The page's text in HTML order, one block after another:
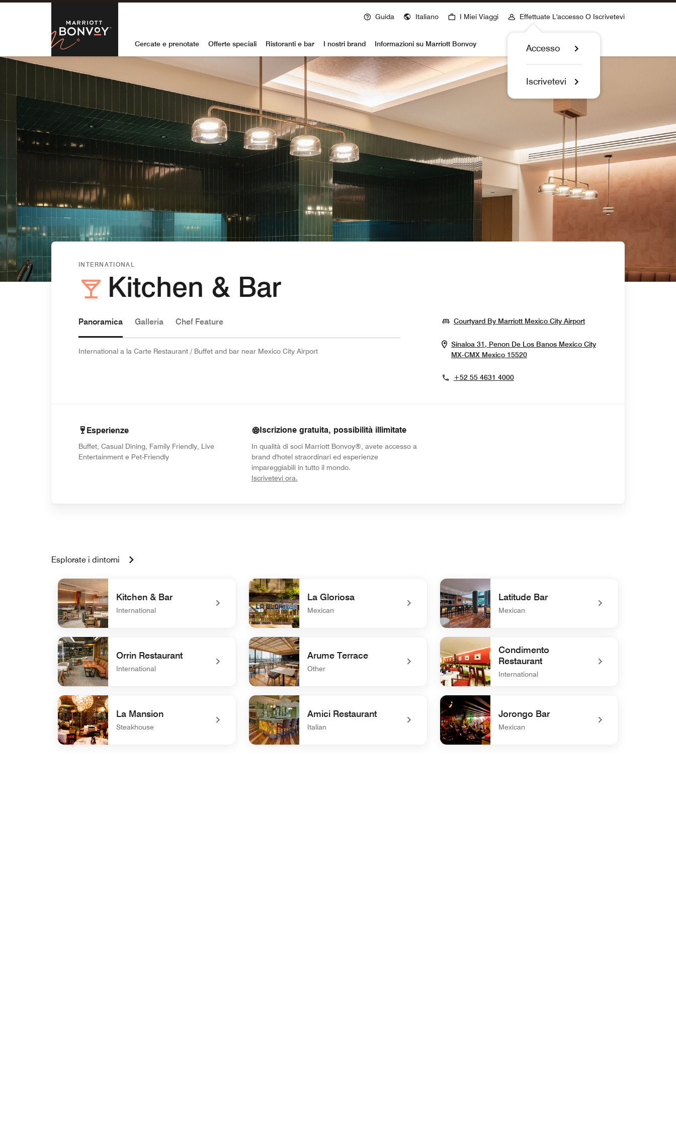
Skip to Content
Marriott Bonvoy
Guida Italiano I Miei Viaggi Effettuate L'accesso O Iscrivetevi
Accesso
Iscrivetevi
Cercate e prenotate Offerte speciali Ristoranti e bar I nostri brand Informazioni su Marriott Bonvoy
INTERNATIONAL
Kitchen & Bar
Panoramica Galleria Chef Feature
International a la Carte Restaurant / Buffet and bar near Mexico City Airport
Courtyard By Marriott Mexico City AirportOpens In New Window
Sinaloa 31, Penon De Los Banos Mexico City
MX-CMX Mexico 15520Opens In New Window
+52 55 4631 4000
Esperienze
Buffet, Casual Dining, Family Friendly, Live
Entertainment e Pet-Friendly
Iscrizione gratuita, possibilità illimitate
In qualità di soci Marriott Bonvoy®, avete accesso a
brand d'hotel straordinari ed esperienze
impareggiabili in tutto il mondo.
Iscrivetevi ora.
Esplorate i dintorni
Kitchen & Bar
International
undefined Kitchen & Bar
La Gloriosa
Mexican
undefined La Gloriosa
Latitude Bar
Mexican
undefined Latitude Bar
Orrin Restaurant
International
undefined Orrin Restaurant
Arume Terrace
Other
undefined Arume Terrace
Condimento
Restaurant
International
undefined Condimento Restaurant
La Mansion
Steakhouse
Amici Restaurant
Italian
Jorongo Bar
Mexican